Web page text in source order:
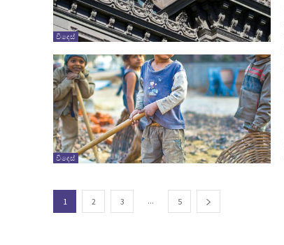
විදෙස්
විදෙස්
1 2 3 ... 5